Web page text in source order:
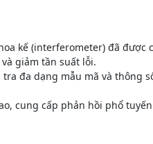
kế (interferometer) đã được
giảm tần suất lỗi.
đa dạng mẫu mã và thông
cung cấp phản hồi phổ